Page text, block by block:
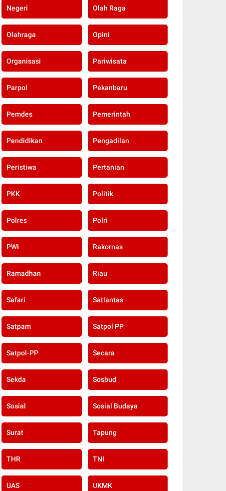
Negeri Olah Raga
Olahraga Opini
Organisasi Pariwisata
Parpol Pekanbaru
Pemdes Pemerintah
Pendidikan Pengadilan
Peristiwa Pertanian
PKK Politik
Polres Polri
PWI Rakornas
Ramadhan Riau
Safari Satlantas
Satpam Satpol PP
Satpol-PP Secara
Sekda Sosbud
Sosial Sosial Budaya
Surat Tapung
THR TNI
UAS UKMK